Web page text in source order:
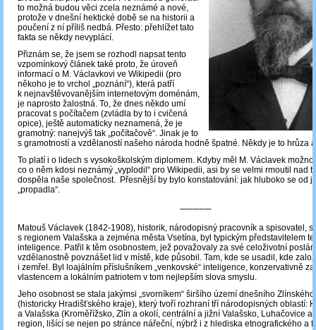
to možná budou věci zcela neznámé a nové,
protože v dnešní hektické době se na historii a
poučení z ní příliš nedbá. Přesto: přehlížet tato
fakta se někdy nevyplácí.
Přiznám se, že jsem se rozhodl napsat tento
vzpomínkový článek také proto, že úroveň
informací o M. Václavkovi ve Wikipedii (pro
někoho je to vrchol „poznání“), která patří
k nejnavštěvovanějším internetovým doménám,
je naprosto žalostná. To, že dnes někdo umí
pracovat s počítačem (zvládla by to i cvičená
opice), ještě automaticky neznamená, že je
gramotný: nanejvýš tak „počítačově“. Jinak je to
s gramotností a vzdělaností našeho národa hodně špatné. Někdy je to hrůza
To platí i o lidech s vysokoškolským diplomem. Kdyby měl M. Václavek
co o něm kdosi neznámý „vyplodil“ pro Wikipedii, asi by se velmi rmoutil nad
dospěla naše společnost. Přesnější by bylo konstatování: jak hluboko se od
„propadla“.
─────
Matouš Václavek (1842-1908), historik, národopisný pracovník a spisovatel,
s regionem Valašska a zejména města Vsetína, byl typickým představitelem
inteligence. Patřil k těm osobnostem, jež považovaly za své celoživotní
vzdělanostně povznášet lid v místě, kde působil. Tam, kde se usadil, kde
i zemřel. Byl loajálním příslušníkem „venkovské“ inteligence, konzervativně
vlastencem a lokálním patriotem v tom nejlepším slova smyslu.
Jeho osobnost se stala jakýmsi „svorníkem“ širšího území dnešního
(historicky Hradišťského kraje), který tvoří rozhraní tří národopisných oblastí:
a Valašska (Kroměřížsko, Zlín a okolí, centrální a jižní Valašsko, Luhačovice a
region, lišící se nejen po stránce nářeční, nýbrž i z hlediska etnografického a